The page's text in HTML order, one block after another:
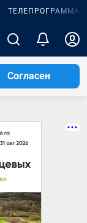
ТЕЛЕПРОГРАММА
Согласен